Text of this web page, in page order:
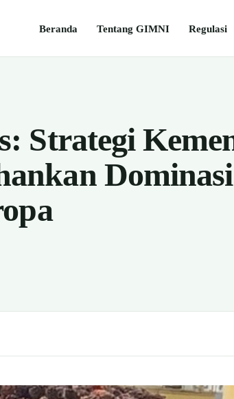
Beranda Tentang GIMNI Regulasi
Strategi